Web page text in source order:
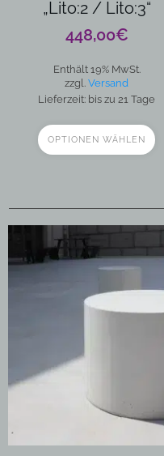
„Lito:2 / Lito:3“
448,00€
Enthält 19% MwSt.
zzgl.Versand
Lieferzeit: bis zu 21 Tage
OPTIONEN WÄHLEN
gewählt
werden